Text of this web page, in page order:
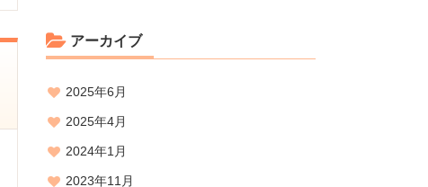
アーカイブ
2025年6月
2025年4月
2024年1月
2023年11月